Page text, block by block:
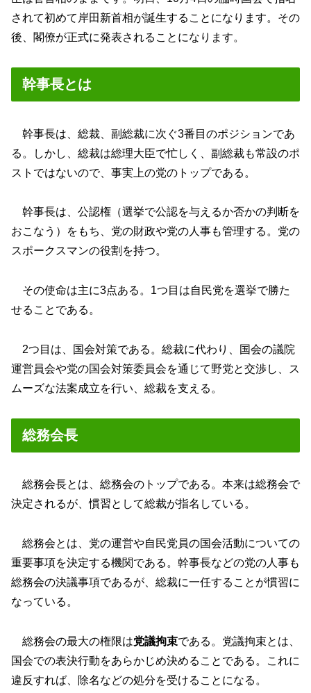
されて初めて岸田新首相が誕生することになります。その
後、閣僚が正式に発表されることになります。
幹事長とは
幹事長は、総裁、副総裁に次ぐ3番目のポジションであ
る。しかし、総裁は総理大臣で忙しく、副総裁も常設のポ
ストではないので、事実上の党のトップである。
幹事長は、公認権（選挙で公認を与えるか否かの判断を
おこなう）をもち、党の財政や党の人事も管理する。党の
スポークスマンの役割を持つ。
その使命は主に3点ある。1つ目は自民党を選挙で勝た
せることである。
2つ目は、国会対策である。総裁に代わり、国会の議院
運営員会や党の国会対策委員会を通じて野党と交渉し、ス
ムーズな法案成立を行い、総裁を支える。
総務会長
総務会長とは、総務会のトップである。本来は総務会で
決定されるが、慣習として総裁が指名している。
総務会とは、党の運営や自民党員の国会活動についての
重要事項を決定する機関である。幹事長などの党の人事も
総務会の決議事項であるが、総裁に一任することが慣習に
なっている。
総務会の最大の権限は党議拘束である。党議拘束とは、
国会での表決行動をあらかじめ決めることである。これに
違反すれば、除名などの処分を受けることになる。